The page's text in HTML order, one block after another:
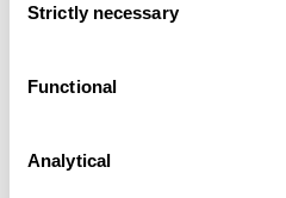
Selection
Strictly necessary
Functional
Analytical